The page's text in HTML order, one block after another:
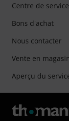
Centre de service
Bons d'achat
Nous contacter
Vente en
Aperçu du